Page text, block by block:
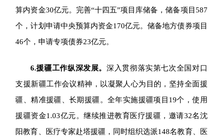
算内资金30亿元。完善“十四五”项目库储备，储备项目587
个，计划申请中央预算内资金170亿元。储备地方债券项目
46个，申请专项债券23亿元。
6.援疆工作纵深发展。深入贯彻落实第七次全国对口
支援新疆工作会议精神，以凝聚 人心为目的，坚持全面援
疆、精准援疆、长期援疆。 全年实施援疆项目19个，使用
援疆资金1.03亿元。继续推进教育医疗援疆，邀请32名沈
阳教育、医疗专家赴塔援疆，同时组织选派148名教育、医